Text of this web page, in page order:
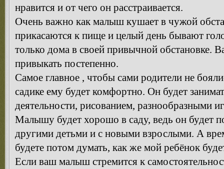
нравится и от чего он расстраивается.
Очень важно как малыш кушает в чужой
прикасаются к пище и целый день бывают
только дома в своей привычной обстановке.
привыкать постепенно.
Самое главное , чтобы сами родители не
садике ему будет комфортно. Он будет
деятельности, рисованием, разнообразными
Малышу будет хорошо в саду, ведь он будет
другими детьми и с новыми взрослыми. А
будете потом думать, как же мой ребёнок
Если ваш малыш стремится к